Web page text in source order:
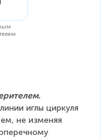
иглы циркуля
не изменяя